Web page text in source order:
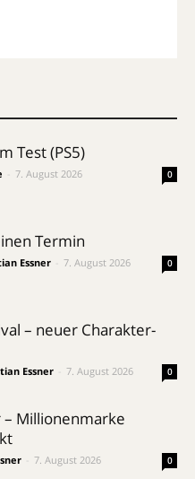
Test (PS5)
7. August 2026 0
Termin
Essner 7. August 2026 0
– neuer Charakter-
Essner 7. August 2026 0
Millionenmarke
7. August 2026 0